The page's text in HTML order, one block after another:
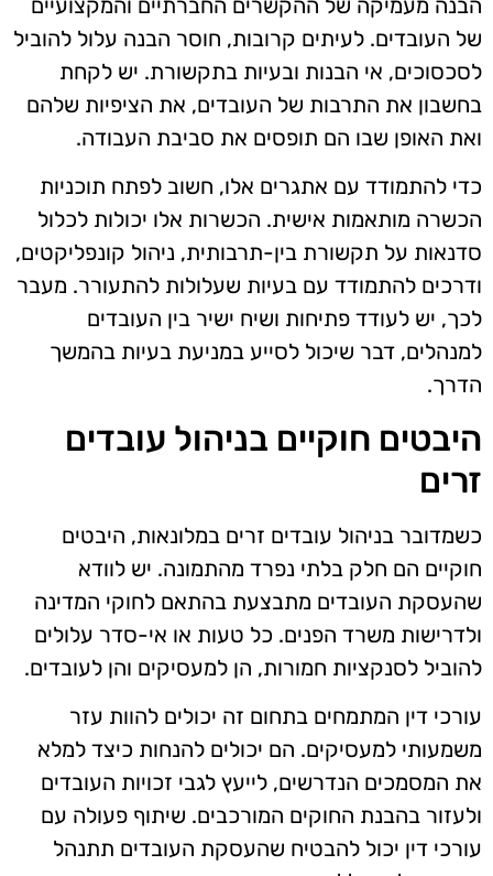
הבנה מעמיקה של ההקשרים החברתיים והמקצועיים
של העובדים. לעיתים קרובות, חוסר הבנה עלול להוביל
לסכסוכים, אי הבנות ובעיות בתקשורת. יש לקחת
בחשבון את התרבות של העובדים, את הציפיות שלהם
ואת האופן שבו הם תופסים את סביבת העבודה.
כדי להתמודד עם אתגרים אלו, חשוב לפתח תוכניות
הכשרה מותאמות אישית. הכשרות אלו יכולות לכלול
סדנאות על תקשורת בין-תרבותית, ניהול קונפליקטים,
ודרכים להתמודד עם בעיות שעלולות להתעורר. מעבר
לכך, יש לעודד פתיחות ושיח ישיר בין העובדים
למנהלים, דבר שיכול לסייע במניעת בעיות בהמשך
הדרך.
היבטים חוקיים בניהול עובדים
זרים
כשמדובר בניהול עובדים זרים במלונאות, היבטים
חוקיים הם חלק בלתי נפרד מהתמונה. יש לוודא
שהעסקת העובדים מתבצעת בהתאם לחוקי המדינה
ולדרישות משרד הפנים. כל טעות או אי-סדר עלולים
להוביל לסנקציות חמורות, הן למעסיקים והן לעובדים.
עורכי דין המתמחים בתחום זה יכולים להוות עזר
משמעותי למעסיקים. הם יכולים להנחות כיצד למלא
את המסמכים הנדרשים, לייעץ לגבי זכויות העובדים
ולעזור בהבנת החוקים המורכבים. שיתוף פעולה עם
עורכי דין יכול להבטיח שהעסקת העובדים תתנהל